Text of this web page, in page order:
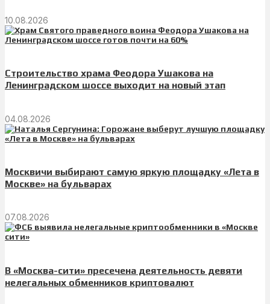
10.08.2026
Строительство храма Феодора Ушакова на
Ленинградском шоссе выходит на новый этап
04.08.2026
Москвичи выбирают самую яркую площадку «Лета в
Москве» на бульварах
07.08.2026
В «Москва-сити» пресечена деятельность девяти
нелегальных обменников криптовалют